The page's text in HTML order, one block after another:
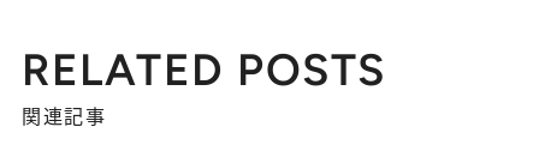
RELATED POSTS
関連記事